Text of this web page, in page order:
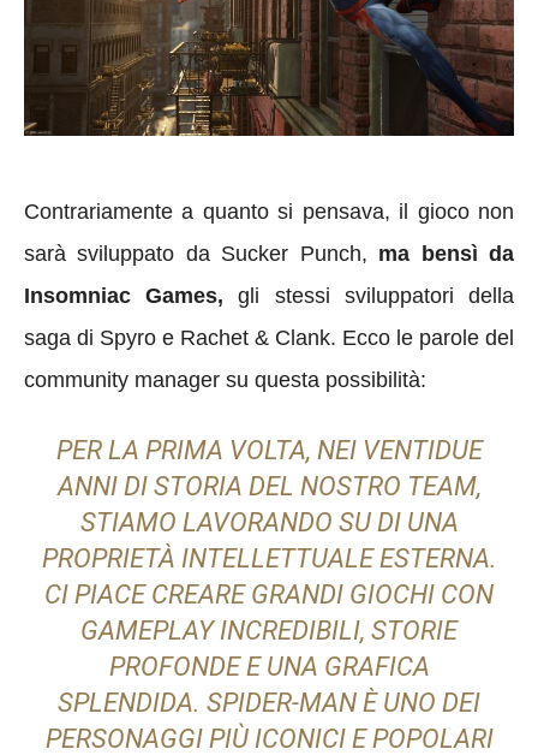
Contrariamente a quanto si pensava, il gioco non
sarà sviluppato da Sucker Punch, ma bensì da
Insomniac Games,gli stessi sviluppatori della
saga di Spyro e Rachet & Clank. Ecco le parole del
community manager su questa possibilità:
PER LA PRIMA VOLTA, NEI VENTIDUE
ANNI DI STORIA DEL NOSTRO TEAM,
STIAMO LAVORANDO SU DI UNA
PROPRIETÀ INTELLETTUALE ESTERNA.
CI PIACE CREARE GRANDI GIOCHI CON
GAMEPLAY INCREDIBILI, STORIE
PROFONDE E UNA GRAFICA
SPLENDIDA. SPIDER-MAN È UNO DEI
PERSONAGGI PIÙ ICONICI E POPOLARI